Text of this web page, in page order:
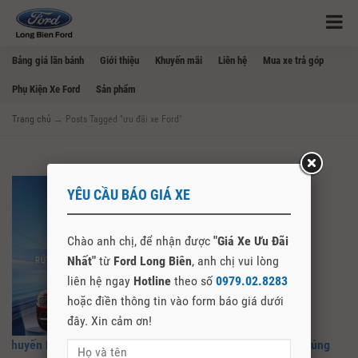
Bảng giá lăn bánh Giới thiệu Khuyến mãi Liên hệ Mua xe trả góp
Phụ Kiện Xe Ford Sản phẩm
Trang chủ → Posts Tagged "ưu đãi xe Ford"
Khuyến Mãi Xe Ford Tháng 5/2026: Lãi Suất 0% + Cơ Hội Trúng
YÊU CẦU BÁO GIÁ XE
Chào anh chị, để nhận được "Giá Xe Ưu Đãi
Nhất" từ Ford Long Biên, anh chị vui lòng
liên hệ ngay Hotline theo số 0979.02.8283
hoặc điền thông tin vào form báo giá dưới
đây. Xin cảm ơn!